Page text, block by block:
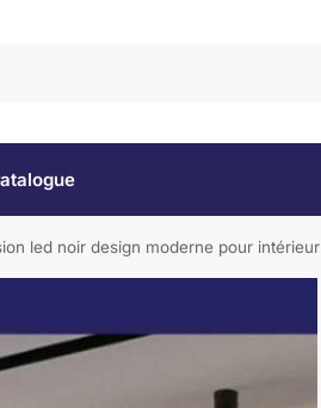
led noir design moderne pour intérieur